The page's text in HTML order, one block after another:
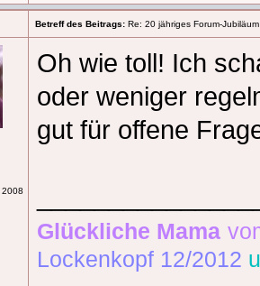
Betreff des Beitrags: Re: 20 jähriges Forum-
Oh wie toll! Ich
oder weniger
gut für offene
Glückliche Mama
Lockenkopf 12/2012